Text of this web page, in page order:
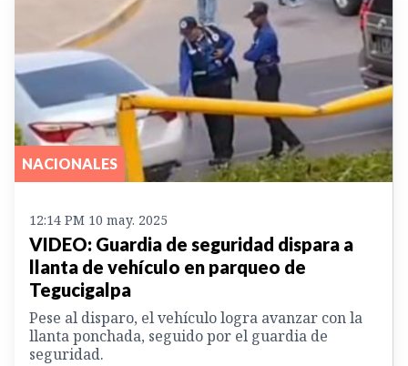
NACIONALES
12:14 PM 10 may. 2025
VIDEO: Guardia de seguridad dispara a
llanta de vehículo en parqueo de
Tegucigalpa
Pese al disparo, el vehículo logra avanzar con la
llanta ponchada, seguido por el guardia de
seguridad.